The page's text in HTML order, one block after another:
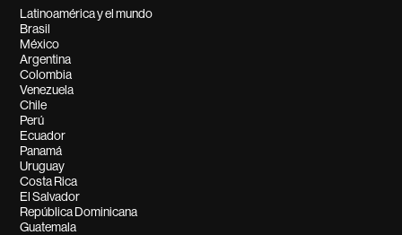
Latinoamérica y el mundo
Brasil
México
Argentina
Colombia
Venezuela
Chile
Perú
Ecuador
Panamá
Uruguay
Costa Rica
El Salvador
República Dominicana
Guatemala